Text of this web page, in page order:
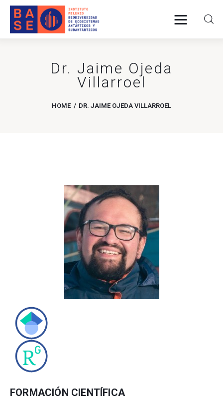
Dr. Jaime Ojeda
Villarroel
HOME DR. JAIME OJEDA VILLARROEL
INICIO
COMUNICACIONES
CONTACTO
FORMACIÓN CIENTÍFICA